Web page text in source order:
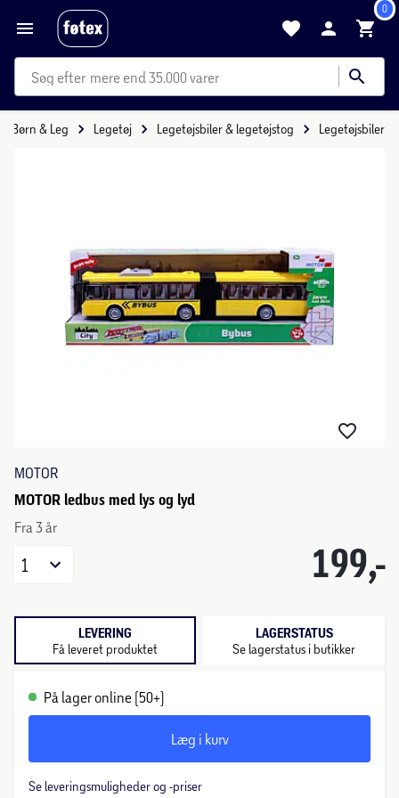
0
mere end 35.000 varer
Børn & Leg Legetøj Legetøjsbiler & legetøjstog Legetøjsbiler
MOTOR
MOTOR ledbus med lys og lyd
Fra 3 år
199,-
1
LEVERING
Få leveret produktet
LAGERSTATUS
Se lagerstatus i butikker
På lager online (50+)
Læg i kurv
Se leveringsmuligheder og -priser